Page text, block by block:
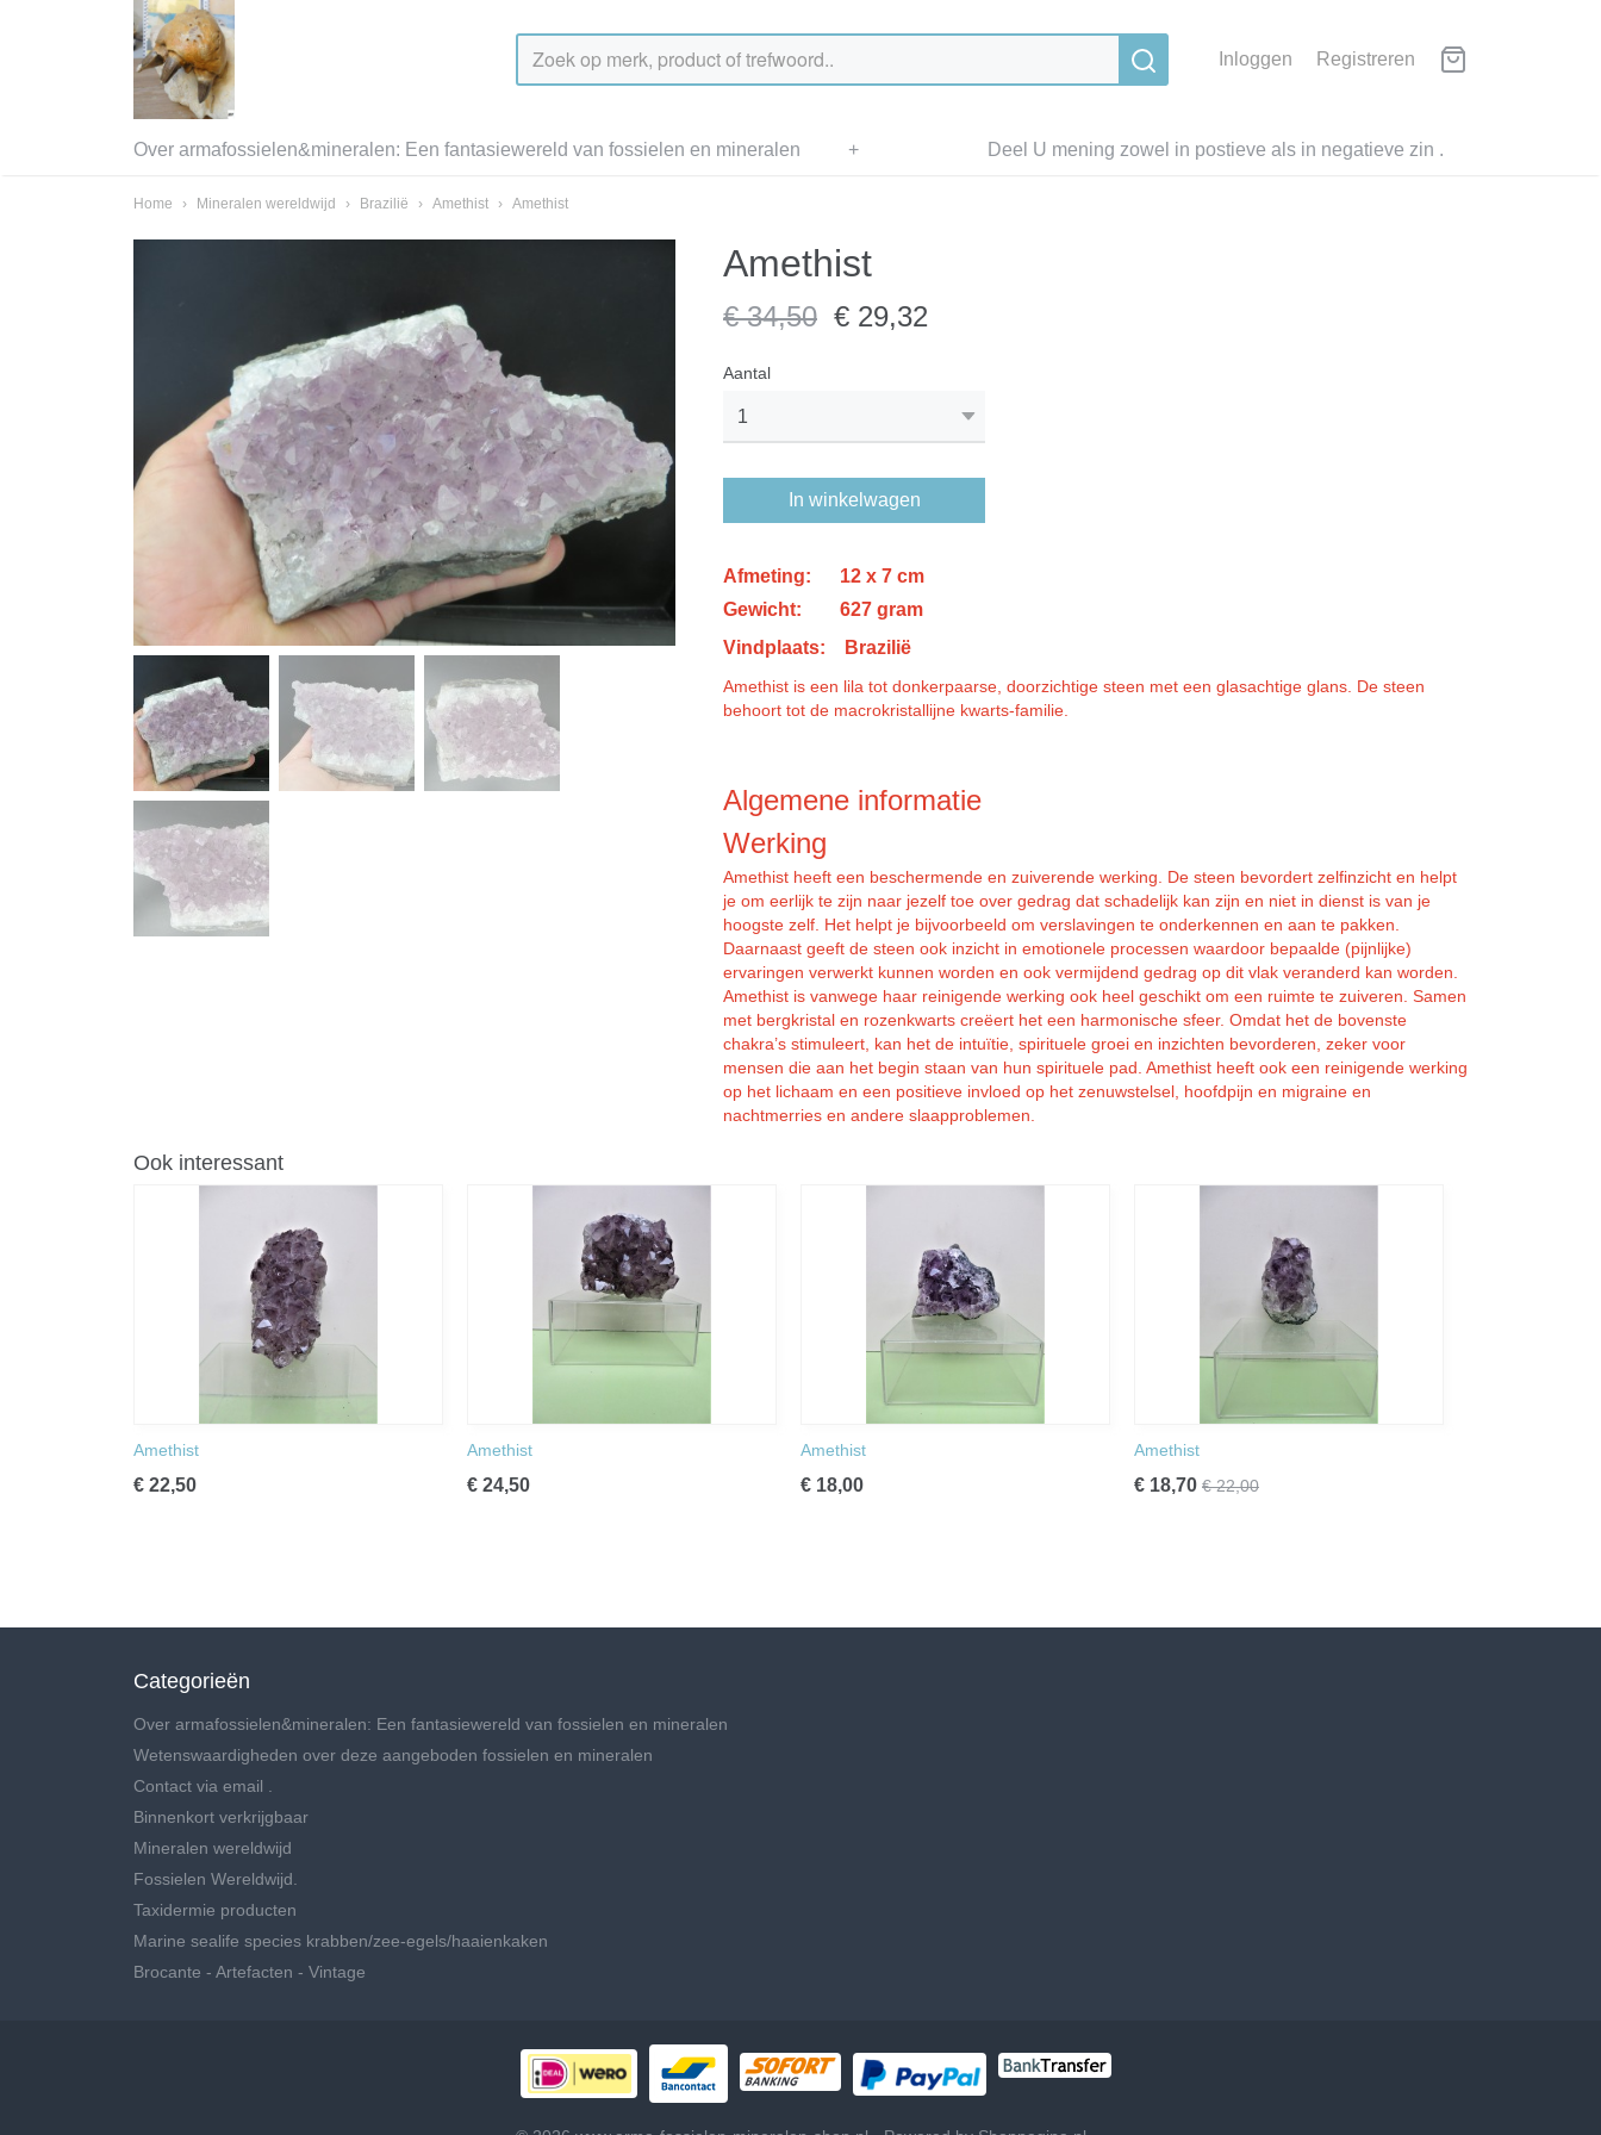
Inloggen Registreren
Deel U mening zowel in postieve als in negatieve zin .
Over armafossielen&mineralen: Een fantasiewereld van fossielen en mineralen +
Home › Mineralen wereldwijd › Brazilië › Amethist › Amethist
Amethist
€ 34,50 € 29,32
Aantal
In winkelwagen
Afmeting: 12 x 7 cm
Gewicht: 627 gram
Vindplaats: Brazilië
Amethist is een lila tot donkerpaarse, doorzichtige steen met een glasachtige glans. De steen
behoort tot de macrokristallijne kwarts-familie.
Algemene informatie
Werking
Amethist heeft een beschermende en zuiverende werking. De steen bevordert zelfinzicht en helpt
je om eerlijk te zijn naar jezelf toe over gedrag dat schadelijk kan zijn en niet in dienst is van je
hoogste zelf. Het helpt je bijvoorbeeld om verslavingen te onderkennen en aan te pakken.
Daarnaast geeft de steen ook inzicht in emotionele processen waardoor bepaalde (pijnlijke)
ervaringen verwerkt kunnen worden en ook vermijdend gedrag op dit vlak veranderd kan worden.
Amethist is vanwege haar reinigende werking ook heel geschikt om een ruimte te zuiveren. Samen
met bergkristal en rozenkwarts creëert het een harmonische sfeer. Omdat het de bovenste
chakra’s stimuleert, kan het de intuïtie, spirituele groei en inzichten bevorderen, zeker voor
mensen die aan het begin staan van hun spirituele pad. Amethist heeft ook een reinigende werking
op het lichaam en een positieve invloed op het zenuwstelsel, hoofdpijn en migraine en
nachtmerries en andere slaapproblemen.
Ook interessant
Amethist
€ 22,50
Amethist
€ 24,50
Amethist
€ 18,00
Amethist
€ 18,70 € 22,00
Categorieën
Over armafossielen&mineralen: Een fantasiewereld van fossielen en mineralen
Wetenswaardigheden over deze aangeboden fossielen en mineralen
Contact via email .
Binnenkort verkrijgbaar
Mineralen wereldwijd
Fossielen Wereldwijd.
Taxidermie producten
Marine sealife species krabben/zee-egels/haaienkaken
Brocante - Artefacten - Vintage